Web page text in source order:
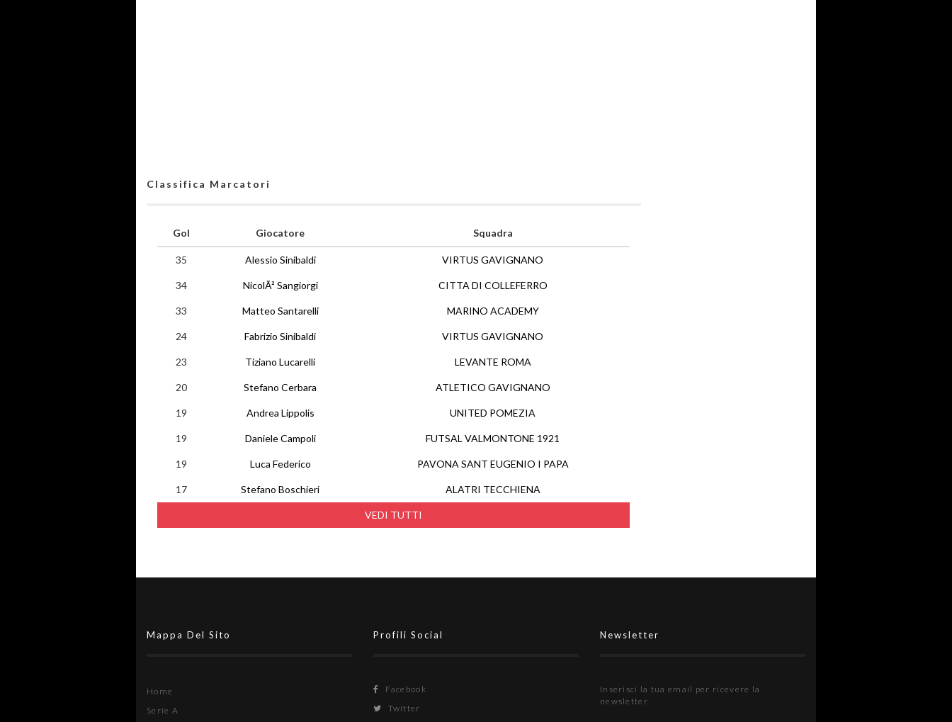
Classifica Marcatori
Gol Giocatore Squadra
VEDI TUTTI
35 Alessio Sinibaldi VIRTUS GAVIGNANO
34 NicolÃ² Sangiorgi CITTA DI COLLEFERRO
33 Matteo Santarelli MARINO ACADEMY
24 Fabrizio Sinibaldi VIRTUS GAVIGNANO
23 Tiziano Lucarelli LEVANTE ROMA
20 Stefano Cerbara ATLETICO GAVIGNANO
19 Andrea Lippolis UNITED POMEZIA
19 Daniele Campoli FUTSAL VALMONTONE 1921
19 Luca Federico PAVONA SANT EUGENIO I PAPA
17 Stefano Boschieri ALATRI TECCHIENA
Mappa Del Sito
Home
Serie A
Profili Social
Facebook
Twitter
Newsletter
Inserisci la tua email per ricevere la
newsletter